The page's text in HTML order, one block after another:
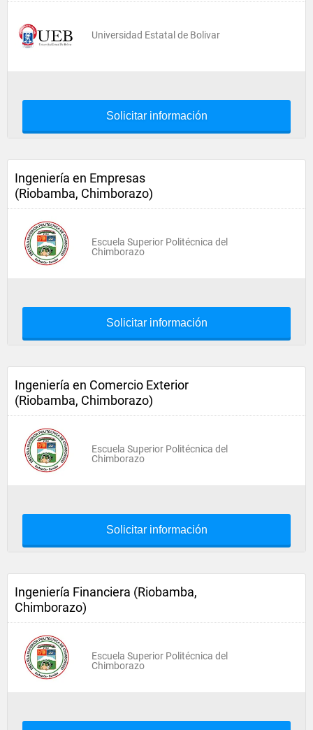
Universidad Estatal de Bolivar
Solicitar información
Ingeniería en Empresas
(Riobamba, Chimborazo)
Escuela Superior Politécnica del
Chimborazo
Solicitar información
Ingeniería en Comercio Exterior
(Riobamba, Chimborazo)
Escuela Superior Politécnica del
Chimborazo
Solicitar información
Ingeniería Financiera (Riobamba,
Chimborazo)
Escuela Superior Politécnica del
Chimborazo